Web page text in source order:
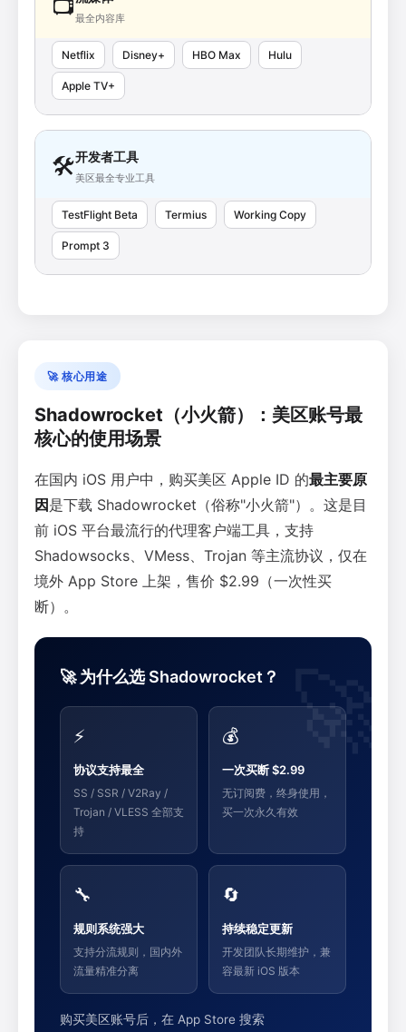
📺最全内容库
Netflix Disney+ HBO Max Hulu
Apple TV+
🛠️开发者工具
美区最全专业工具
TestFlight Beta Termius Working Copy
Prompt 3
🚀 核心用途
Shadowrocket（小火箭）：美区账号最
核心的使用场景
在国内 iOS 用户中，购买美区 Apple ID 的最主要原
因 是下载 Shadowrocket（俗称"小火箭"）。这是目
前 iOS 平台最流行的代理客户端工具，支持
Shadowsocks、VMess、Trojan 等主流协议，仅在
境外 App Store 上架，售价 $2.99（一次性买
断）。
🚀 为什么选 Shadowrocket？
⚡
协议支持最全
SS / SSR / V2Ray /
Trojan / VLESS 全部支
持
💰
一次买断 $2.99
无订阅费，终身使用，
买一次永久有效
🔧
规则系统强大
支持分流规则，国内外
流量精准分离
🔄
持续稳定更新
开发团队长期维护，兼
容最新 iOS 版本
购买美区账号后，在 App Store 搜索